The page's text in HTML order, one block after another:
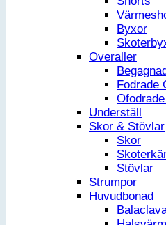
Byxor
Overaller
Fodrade
Underställ
Skor & Stövlar
Skor
Stövlar
Strumpor
Huvudbonad